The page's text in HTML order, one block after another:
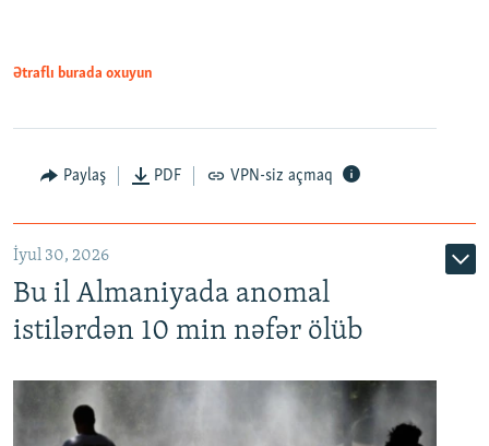
Ətraflı burada oxuyun
Paylaş PDF VPN-siz açmaq
İyul 30, 2026
Bu il Almaniyada anomal
istilərdən 10 min nəfər ölüb